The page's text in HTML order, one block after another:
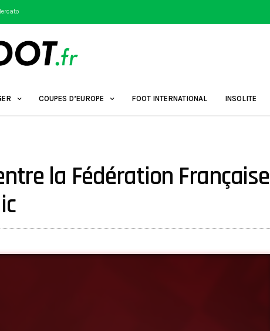
COUPES D’EUROPE FOOT INTERNATIONAL INSOLITE
la Fédération Française